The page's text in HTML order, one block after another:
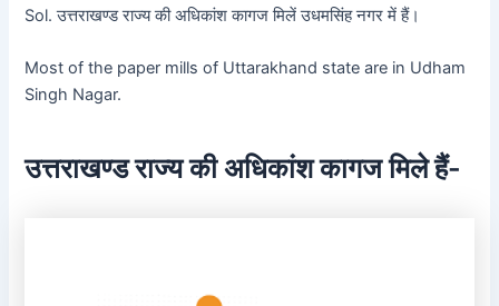
Sol. उत्तराखण्ड राज्य की अधिकांश कागज मिलें उधमसिंह नगर में हैं।
Most of the paper mills of Uttarakhand state are in Udham
Singh Nagar.
उत्तराखण्ड राज्य की अधिकांश कागज मिले हैं-